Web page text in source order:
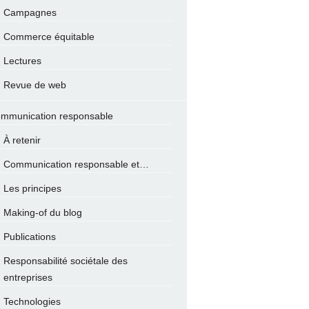
Campagnes
Commerce équitable
Lectures
Revue de web
responsable
À retenir
Communication responsable et…
Les principes
Making-of du blog
Publications
Responsabilité sociétale des
entreprises
Technologies